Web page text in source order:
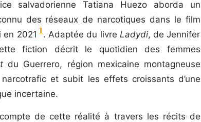
salvadorienne Tatiana Huezo aborda un
des réseaux de narcotiques dans le film
en 2021 1. Adaptée du livre Ladydi, de Jennifer
fiction décrit le quotidien des femmes
du Guerrero, région mexicaine montagneuse
et subit les effets croissants d’une
incertaine.
de cette réalité à travers les récits de